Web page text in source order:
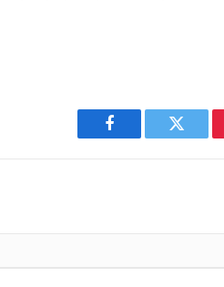
Facebook Twitter